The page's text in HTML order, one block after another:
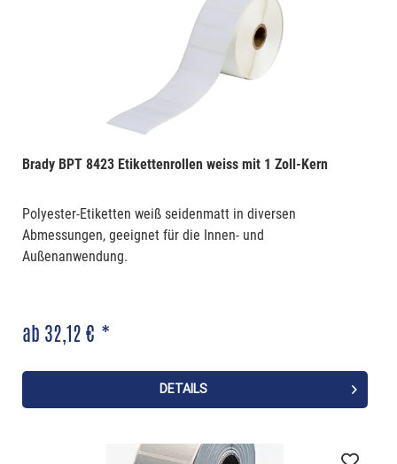
Brady BPT 8423 Etikettenrollen weiss mit 1 Zoll-Kern
Polyester-Etiketten weiß seidenmatt in diversen
Abmessungen, geeignet für die Innen- und
Außenanwendung.
ab 32,12 € *
DETAILS